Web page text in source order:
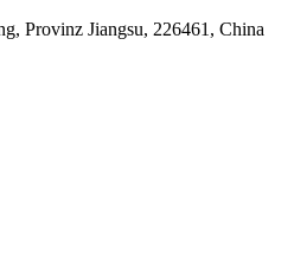
Provinz Jiangsu, 226461, China